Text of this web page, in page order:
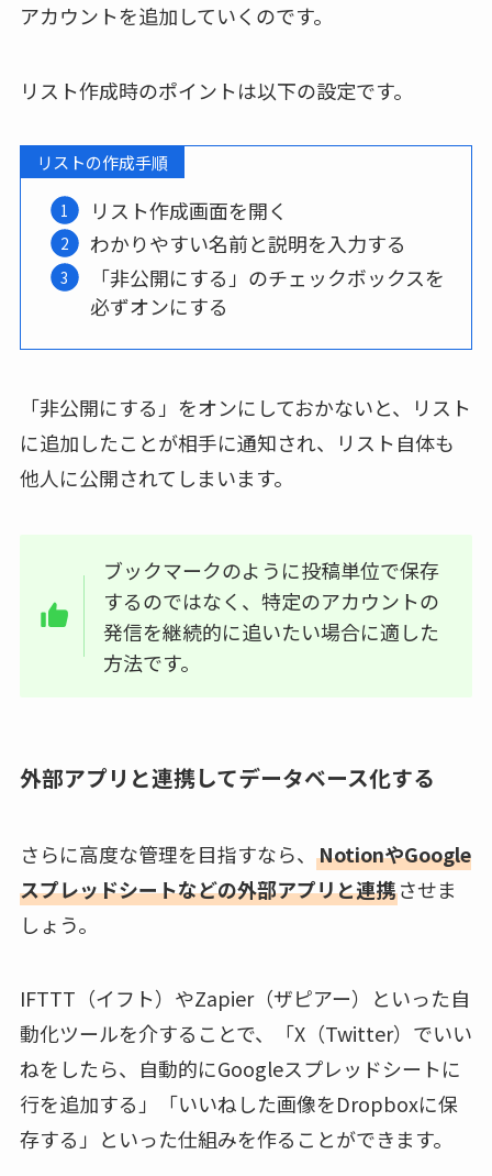
アカウントを追加していくのです。
リスト作成時のポイントは以下の設定です。
リストの作成手順
リスト作成画面を開く
わかりやすい名前と説明を入力する
「非公開にする」のチェックボックスを
必ずオンにする
「非公開にする」をオンにしておかないと、リスト
に追加したことが相手に通知され、リスト自体も
他人に公開されてしまいます。
ブックマークのように投稿単位で保存
するのではなく、特定のアカウントの
発信を継続的に追いたい場合に適した
方法です。
外部アプリと連携してデータベース化する
さらに高度な管理を目指すなら、 NotionやGoogle
スプレッドシートなどの外部アプリと連携させま
しょう。
IFTTT（イフト）やZapier（ザピアー）といった自
動化ツールを介することで、「X（Twitter）でいい
ねをしたら、自動的にGoogleスプレッドシートに
行を追加する」「いいねした画像をDropboxに保
存する」といった仕組みを作ることができます。